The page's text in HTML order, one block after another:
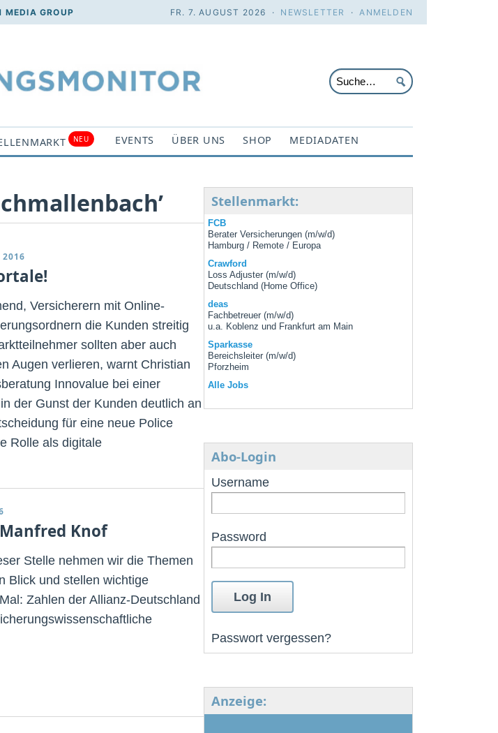
MEDIA GROUP FR. 7. AUGUST 2026 · NEWSLETTER ·ANMELDEN
NEU EVENTS ÜBER UNS SHOP MEDIADATEN
2016
Versicherern mit Online-
die Kunden streitig
sollten aber auch
Augen verlieren, warnt Christian
Innovalue bei einer
der Gunst der Kunden deutlich an
für eine neue Police
Rolle als digitale
Knof
Stelle nehmen wir die Themen
Blick und stellen wichtige
Zahlen der Allianz-Deutschland
Stellenmarkt:
FCB
Berater Versicherungen (m/w/d)
Hamburg / Remote / Europa
Crawford
Loss Adjuster (m/w/d)
Deutschland (Home Office)
deas
Fachbetreuer (m/w/d)
u.a. Koblenz und Frankfurt am Main
Sparkasse
Bereichsleiter (m/w/d)
Pforzheim
Alle Jobs
Abo-Login
Username
Password
Passwort vergessen?
Anzeige: